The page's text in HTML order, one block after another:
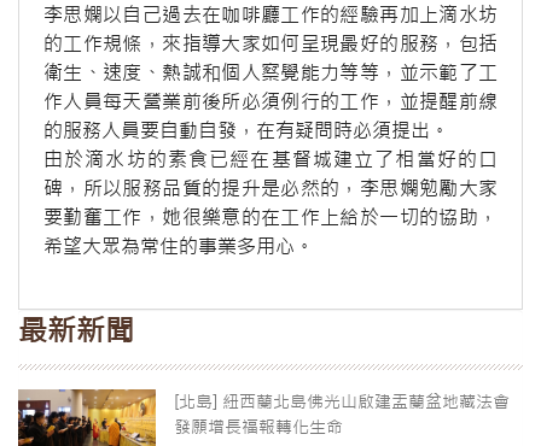
李思嫻以自己過去在咖啡廳工作的經驗再加上滴水坊
的工作規條，來指導大家如何呈現最好的服務，包括
衛生、速度、熱誠和個人察覺能力等等，並示範了工
作人員每天營業前後所必須例行的工作，並提醒前線
的服務人員要自動自發，在有疑問時必須提出。
由於滴水坊的素食已經在基督城建立了相當好的口
碑，所以服務品質的提升是必然的，李思嫻勉勵大家
要勤奮工作，她很樂意的在工作上給於一切的協助，
希望大眾為常住的事業多用心。
最新新聞
[北島] 紐西蘭北島佛光山啟建盂蘭盆地藏法會
發願增長福報轉化生命